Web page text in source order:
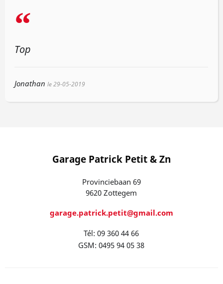
“
Top
Jonathan le 29-05-2019
Garage Patrick Petit & Zn
Provinciebaan 69
9620 Zottegem
garage.patrick.petit@gmail.com
Tél: 09 360 44 66
GSM: 0495 94 05 38